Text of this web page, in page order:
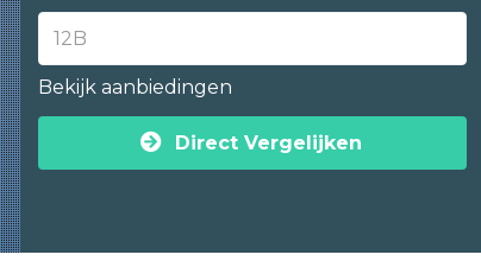
Bekijk aanbiedingen
Direct Vergelijken